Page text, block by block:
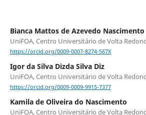
Bianca Mattos de Azevedo Nascimento
UniFOA, Centro Universitário de Volta
https://orcid.org/0009-0007-8274-567X
Igor da Silva Dizda Silva Diz
UniFOA, Centro Universitário de Volta
https://orcid.org/0009-0009-9915-7377
Kamila de Oliveira do Nascimento
UniFOA, Centro Universitário de Volta